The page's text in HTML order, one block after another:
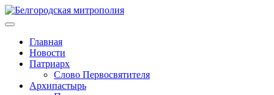
Главная
Новости
Патриарх
Слово Первосвятителя
Архипастырь